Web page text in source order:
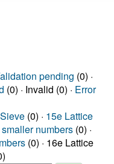
pending (0) ·
(0) · Invalid (0) · Error
(0) · 15e Lattice
numbers (0) ·
(0) · 16e Lattice